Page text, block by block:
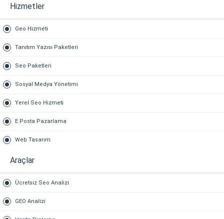
Hizmetler
Geo Hizmeti
Tanıtım Yazısı Paketleri
Seo Paketleri
Sosyal Medya Yönetimi
Yerel Seo Hizmeti
E Posta Pazarlama
Web Tasarım
Araçlar
Ücretsiz Seo Analizi
GEO Analizi